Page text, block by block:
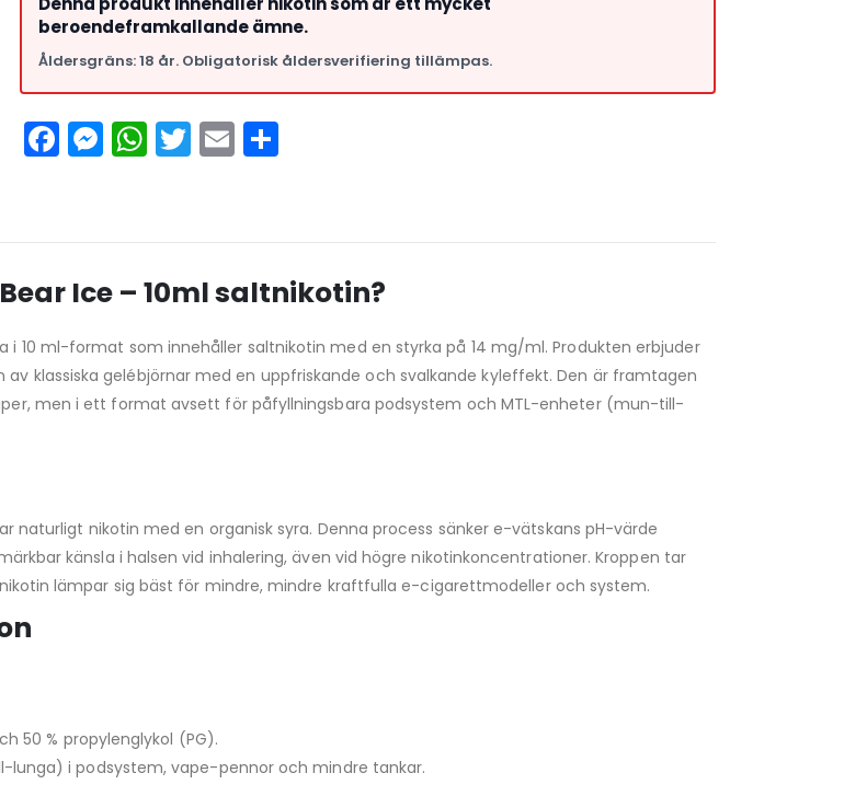
beroendeframkallande ämne.
Åldersgräns: 18 år. Obligatorisk åldersverifiering tillämpas.
Facebook
Messenger
WhatsApp
Twitter
Email
Ice – 10ml saltnikotin?
i 10 ml-format som innehåller saltnikotin med en styrka på 14 mg/ml. Produkten erbjuder
klassiska gelébjörnar med en uppfriskande och svalkande kyleffekt. Den är framtagen
men i ett format avsett för påfyllningsbara podsystem och MTL-enheter (mun-till-
naturligt nikotin med en organisk syra. Denna process sänker e-vätskans pH-värde
känsla i halsen vid inhalering, även vid högre nikotinkoncentrationer. Kroppen tar
lämpar sig bäst för mindre, mindre kraftfulla e-cigarettmodeller och system.
50 % propylenglykol (PG).
i podsystem, vape-pennor och mindre tankar.